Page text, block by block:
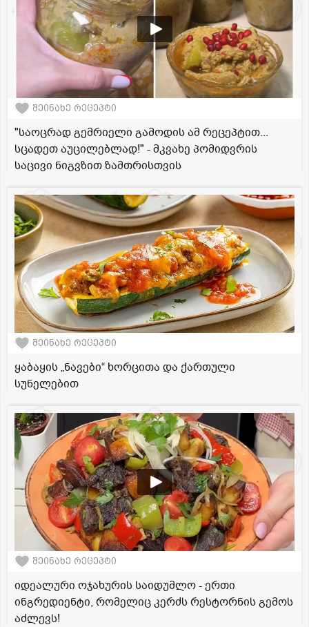
შეინახე რეცეპტი
"საოცრად გემრიელი გამოდის ამ რეცეპტით...
სცადეთ აუცილებლად!" - მკვახე პომიდვრის
საცივი ნიგვზით ზამთრისთვის
შეინახე რეცეპტი
ყაბაყის „ნავები“ ხორცითა და ქართული
სუნელებით
შეინახე რეცეპტი
იდეალური ოჯახურის საიდუმლო - ერთი
ინგრედიენტი, რომელიც კერძს რესტორნის გემოს
აძლევს!